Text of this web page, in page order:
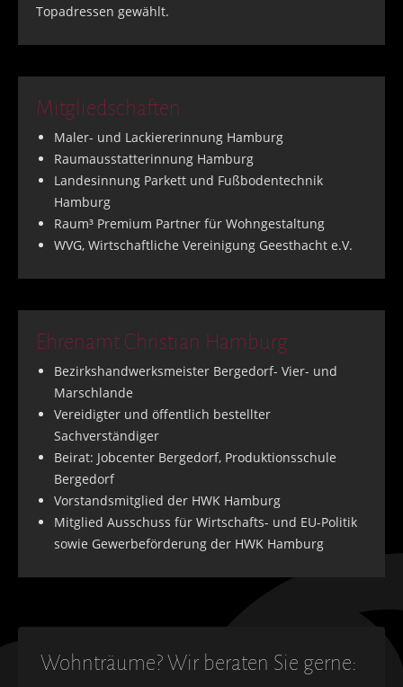
Topadressen gewählt.
Mitgliedschaften
Maler- und Lackiererinnung Hamburg
Raumausstatterinnung Hamburg
Landesinnung Parkett und Fußbodentechnik
Hamburg
Raum³ Premium Partner für Wohngestaltung
WVG, Wirtschaftliche Vereinigung Geesthacht e.V.
Ehrenamt Christian Hamburg
Bezirkshandwerksmeister Bergedorf- Vier- und
Marschlande
Vereidigter und öffentlich bestellter
Sachverständiger
Beirat: Jobcenter Bergedorf, Produktionsschule
Bergedorf
Vorstandsmitglied der HWK Hamburg
Mitglied Ausschuss für Wirtschafts- und EU-Politik
sowie Gewerbeförderung der HWK Hamburg
Wohnträume? Wir beraten Sie gerne: